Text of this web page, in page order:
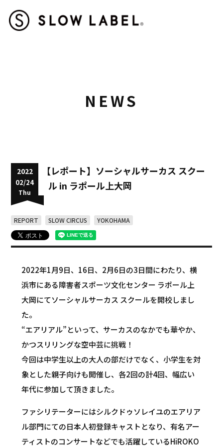
NEWS
【レポート】ソーシャルサーカス スクー
ル in ラポール上大岡
2022
02/24
Thu
REPORT SLOW CIRCUS YOKOHAMA
2022年1月9日、16日、2月6日の3日間にわたり、横
浜市にある障害者スポーツ文化センター ラポール上
大岡にてソーシャルサーカス スクールを開校しまし
た。
“エアリアル”といって、サーカスのなかでも華やか、
かつスリリングな空中芸に挑戦！
今回は中学生以上の大人の部だけでなく、小学生を対
象とした親子向けも開催し、各2回の計4回、幅広い
年代に参加して頂きました。
ファシリテーターにはシルクドゥソレイユのエアリア
ル部門にての日本人初登録キャストとなり、有名アー
ティストのコンサートなどでも活躍しているHiROKO